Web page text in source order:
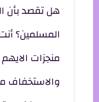
هل تقصد بأن
المسلمين؟
منجزات
والاستخفاف